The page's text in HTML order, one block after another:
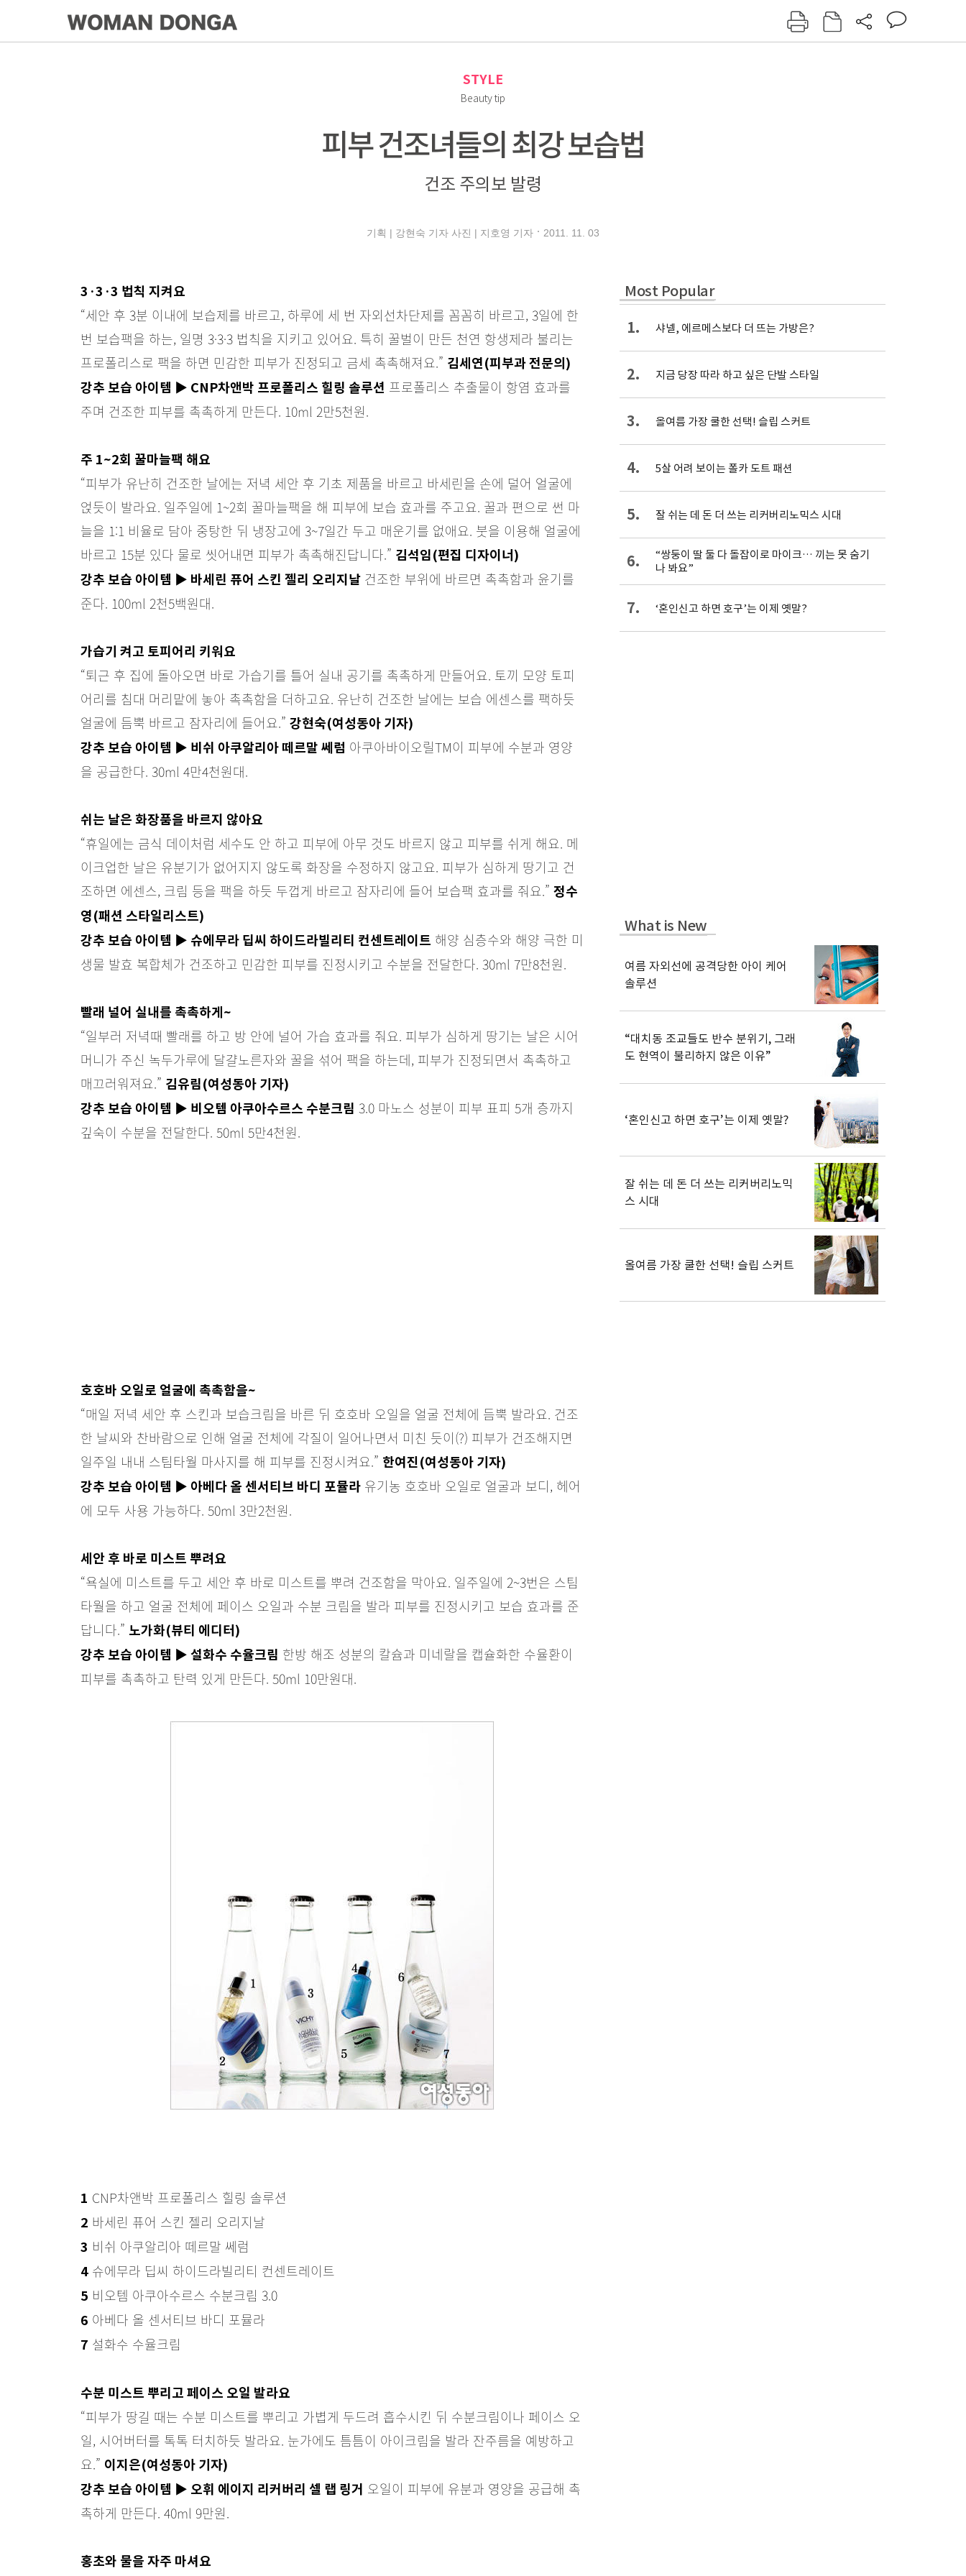
여성동아 동아일보
STYLE
Beauty tip
피부 건조녀들의 최강 보습법
건조 주의보 발령
기획 | 강현숙 기자 사진 | 지호영 기자 2011. 11. 03
3·3·3 법칙 지켜요
“세안 후 3분 이내에 보습제를 바르고, 하루에 세 번 자외선차단제를 꼼꼼히 바르고, 3일에 한
번 보습팩을 하는, 일명 3·3·3 법칙을 지키고 있어요. 특히 꿀벌이 만든 천연 항생제라 불리는
프로폴리스로 팩을 하면 민감한 피부가 진정되고 금세 촉촉해져요.” 김세연(피부과 전문의)
강추 보습 아이템 ▶ CNP차앤박 프로폴리스 힐링 솔루션 프로폴리스 추출물이 항염 효과를
주며 건조한 피부를 촉촉하게 만든다. 10ml 2만5천원.
주 1~2회 꿀마늘팩 해요
“피부가 유난히 건조한 날에는 저녁 세안 후 기초 제품을 바르고 바세린을 손에 덜어 얼굴에
얹듯이 발라요. 일주일에 1~2회 꿀마늘팩을 해 피부에 보습 효과를 주고요. 꿀과 편으로 썬 마
늘을 1:1 비율로 담아 중탕한 뒤 냉장고에 3~7일간 두고 매운기를 없애요. 붓을 이용해 얼굴에
바르고 15분 있다 물로 씻어내면 피부가 촉촉해진답니다.” 김석임(편집 디자이너)
강추 보습 아이템 ▶ 바세린 퓨어 스킨 젤리 오리지날 건조한 부위에 바르면 촉촉함과 윤기를
준다. 100ml 2천5백원대.
가습기 켜고 토피어리 키워요
“퇴근 후 집에 돌아오면 바로 가습기를 틀어 실내 공기를 촉촉하게 만들어요. 토끼 모양 토피
어리를 침대 머리맡에 놓아 촉촉함을 더하고요. 유난히 건조한 날에는 보습 에센스를 팩하듯
얼굴에 듬뿍 바르고 잠자리에 들어요.” 강현숙(여성동아 기자)
강추 보습 아이템 ▶ 비쉬 아쿠알리아 떼르말 쎄럼 아쿠아바이오릴TM이 피부에 수분과 영양
을 공급한다. 30ml 4만4천원대.
쉬는 날은 화장품을 바르지 않아요
“휴일에는 금식 데이처럼 세수도 안 하고 피부에 아무 것도 바르지 않고 피부를 쉬게 해요. 메
이크업한 날은 유분기가 없어지지 않도록 화장을 수정하지 않고요. 피부가 심하게 땅기고 건
조하면 에센스, 크림 등을 팩을 하듯 두껍게 바르고 잠자리에 들어 보습팩 효과를 줘요.” 정수
영(패션 스타일리스트)
강추 보습 아이템 ▶ 슈에무라 딥씨 하이드라빌리티 컨센트레이트 해양 심층수와 해양 극한 미
생물 발효 복합체가 건조하고 민감한 피부를 진정시키고 수분을 전달한다. 30ml 7만8천원.
빨래 널어 실내를 촉촉하게~
“일부러 저녁때 빨래를 하고 방 안에 널어 가습 효과를 줘요. 피부가 심하게 땅기는 날은 시어
머니가 주신 녹두가루에 달걀노른자와 꿀을 섞어 팩을 하는데, 피부가 진정되면서 촉촉하고
매끄러워져요.” 김유림(여성동아 기자)
강추 보습 아이템 ▶ 비오템 아쿠아수르스 수분크림 3.0 마노스 성분이 피부 표피 5개 층까지
깊숙이 수분을 전달한다. 50ml 5만4천원.
호호바 오일로 얼굴에 촉촉함을~
“매일 저녁 세안 후 스킨과 보습크림을 바른 뒤 호호바 오일을 얼굴 전체에 듬뿍 발라요. 건조
한 날씨와 찬바람으로 인해 얼굴 전체에 각질이 일어나면서 미친 듯이(?) 피부가 건조해지면
일주일 내내 스팀타월 마사지를 해 피부를 진정시켜요.” 한여진(여성동아 기자)
강추 보습 아이템 ▶ 아베다 올 센서티브 바디 포뮬라 유기농 호호바 오일로 얼굴과 보디, 헤어
에 모두 사용 가능하다. 50ml 3만2천원.
세안 후 바로 미스트 뿌려요
“욕실에 미스트를 두고 세안 후 바로 미스트를 뿌려 건조함을 막아요. 일주일에 2~3번은 스팀
타월을 하고 얼굴 전체에 페이스 오일과 수분 크림을 발라 피부를 진정시키고 보습 효과를 준
답니다.” 노가화(뷰티 에디터)
강추 보습 아이템 ▶ 설화수 수율크림 한방 해조 성분의 칼슘과 미네랄을 캡슐화한 수율환이
피부를 촉촉하고 탄력 있게 만든다. 50ml 10만원대.
1 CNP차앤박 프로폴리스 힐링 솔루션
2 바세린 퓨어 스킨 젤리 오리지날
3 비쉬 아쿠알리아 떼르말 쎄럼
4 슈에무라 딥씨 하이드라빌리티 컨센트레이트
5 비오템 아쿠아수르스 수분크림 3.0
6 아베다 올 센서티브 바디 포뮬라
7 설화수 수율크림
수분 미스트 뿌리고 페이스 오일 발라요
“피부가 땅길 때는 수분 미스트를 뿌리고 가볍게 두드려 흡수시킨 뒤 수분크림이나 페이스 오
일, 시어버터를 톡톡 터치하듯 발라요. 눈가에도 틈틈이 아이크림을 발라 잔주름을 예방하고
요.” 이지은(여성동아 기자)
강추 보습 아이템 ▶ 오휘 에이지 리커버리 셀 랩 링거 오일이 피부에 유분과 영양을 공급해 촉
촉하게 만든다. 40ml 9만원.
홍초와 물을 자주 마셔요
Most Popular
1.
샤넬, 에르메스보다 더 뜨는 가방은?
2. 지금 당장 따라 하고 싶은 단발 스타일
3. 올여름 가장 쿨한 선택! 슬립 스커트
4. 5살 어려 보이는 폴카 도트 패션
5. 잘 쉬는 데 돈 더 쓰는 리커버리노믹스 시대
6.
“쌍둥이 딸 둘 다 돌잡이로 마이크… 끼는 못 숨기
나 봐요”
7. ‘혼인신고 하면 호구’는 이제 옛말?
What is New
여름 자외선에 공격당한 아이 케어
솔루션
“대치동 조교들도 반수 분위기, 그래
도 현역이 불리하지 않은 이유”
‘혼인신고 하면 호구’는 이제 옛말?
잘 쉬는 데 돈 더 쓰는 리커버리노믹
스 시대
올여름 가장 쿨한 선택! 슬립 스커트